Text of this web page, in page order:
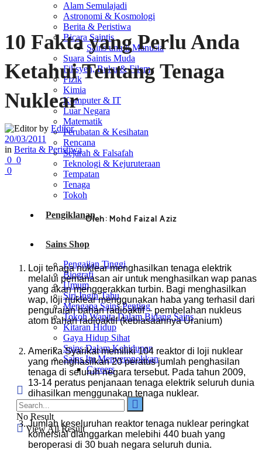
Alam Semulajadi
Astronomi & Kosmologi
Berita & Peristiwa
Bicara Saintis
Sains untuk Manusia
Suara Saintis Muda
Fiksyen, Buku & Filem
Fizik
Kimia
Komputer & IT
Luar Negara
Matematik
Perubatan & Kesihatan
Rencana
Sejarah & Falsafah
Teknologi & Kejuruteraan
Tempatan
Tenaga
Tokoh
Pengiklanan
Sains Shop
Pengajian Tinggi
Biografi
Umum
Siri-Ingin Tahu
Mengapa Sains Penting
Tokoh Wanita Dalam Bidang Sains
Kitaran Hidup
Gaya Hidup Sihat
Sains Dalam Kehidupan
Sains Itu Menyeronokkan
Careers
No Result
View All Result
10 Fakta yang Perlu Anda
Ketahui Tentang Tenaga
Nuklear
by Editor
20/03/2011
in Berita & Peristiwa
0 0
0
Oleh: Mohd Faizal Aziz
Loji tenaga nuklear menghasilkan tenaga elektrik
melalui pemanasan air untuk menghasilkan wap panas
yang akan menggerakkan turbin. Bagi menghasilkan
wap, loji nuklear menggunakan haba yang terhasil dari
penguraian bahan radioaktif – pembelahan nukleus
atom bahan radioaktif (kebiasaannya Uranium)
Amerika Syarikat memiliki 104 reaktor di loji nuklear
yang menghasilkan 20 peratus jumlah penghasilan
tenaga di seluruh negara tersebut. Pada tahun 2009,
13-14 peratus penjanaan tenaga elektrik seluruh dunia
dihasilkan menggunakan tenaga nuklear.
Jumlah keseluruhan reaktor tenaga nuklear peringkat
komersial dianggarkan melebihi 440 buah yang
beroperasi di 30 buah negara seluruh dunia.